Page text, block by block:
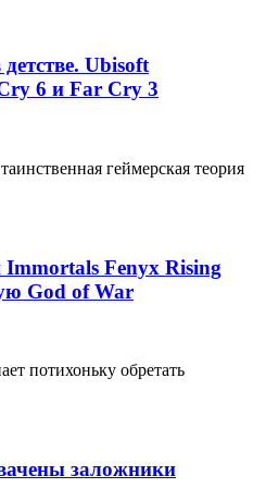
Ubisoft
6 и Far Cry 3
геймерская теория
Immortals Fenyx Rising
God of War
потихоньку обретать
заложники